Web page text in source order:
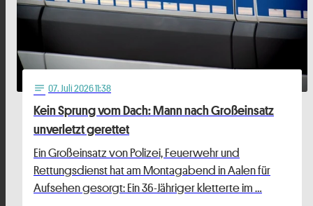
notes 07. Juli 2026 11:38
Kein Sprung vom Dach: Mann nach Großeinsatz
unverletzt gerettet
Ein Großeinsatz von Polizei, Feuerwehr und
Rettungsdienst hat am Montagabend in Aalen für
Aufsehen gesorgt: Ein 36-Jähriger kletterte im …